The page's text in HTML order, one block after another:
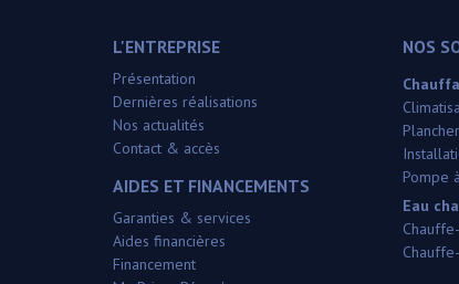
L'ENTREPRISE
Présentation
Dernières réalisations
Nos actualités
Contact & accès
AIDES ET FINANCEMENTS
Garanties & services
Aides financières
Financement
NOS
Pompe
Eau